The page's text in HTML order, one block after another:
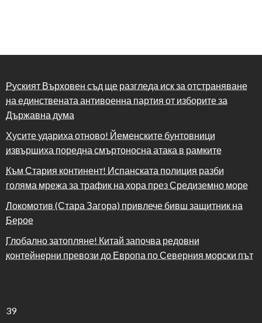
Руският Върховен съд ще разгледа иск за отстраняване
на единствената антивоенна партия от изборите за
Държавна дума
Хусите удариха отново! Йеменските бунтовници
извършиха поредна смъртоносна атака в рамките
Към Стария континент! Испанската полиция разби
голяма мрежа за трафик на хора през Средиземно море
Локомотив (Стара Загора) привлече бивш защитник на
Берое
Глобално затопляне! Китай започва редовни
контейнерни превози до Европа по Северния морски път
39